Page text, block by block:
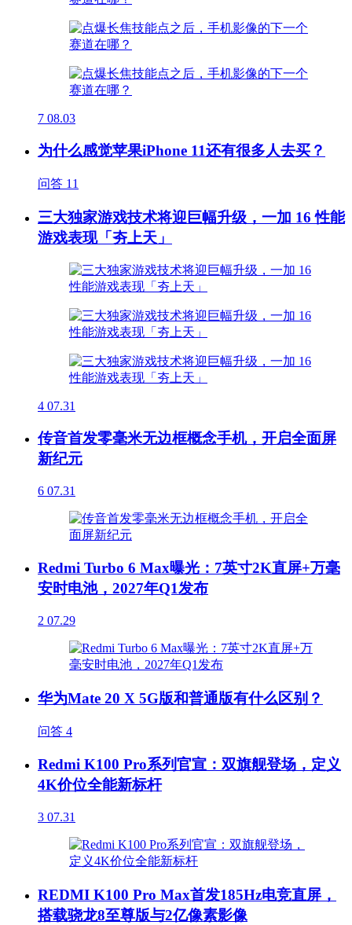
7 08.03
为什么感觉苹果iPhone 11还有很多人去买？
问答 11
三大独家游戏技术将迎巨幅升级，一加 16 性能
游戏表现「夯上天」
4 07.31
传音首发零毫米无边框概念手机，开启全面屏
新纪元
6 07.31
Redmi Turbo 6 Max曝光：7英寸2K直屏+万毫
安时电池，2027年Q1发布
2 07.29
华为Mate 20 X 5G版和普通版有什么区别？
问答 4
Redmi K100 Pro系列官宣：双旗舰登场，定义
4K价位全能新标杆
3 07.31
REDMI K100 Pro Max首发185Hz电竞直屏，
搭载骁龙8至尊版与2亿像素影像